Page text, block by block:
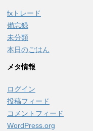
fxトレード
備忘録
未分類
本日のごはん
メタ情報
ログイン
投稿フィード
コメントフィード
WordPress.org